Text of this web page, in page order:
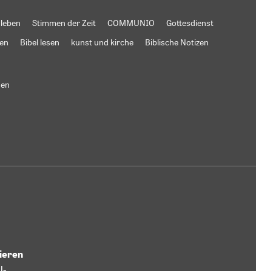
Stimmen der Zeit COMMUNIO
Gottesdienst
Bibel lesen kunst und kirche
Biblische Notizen